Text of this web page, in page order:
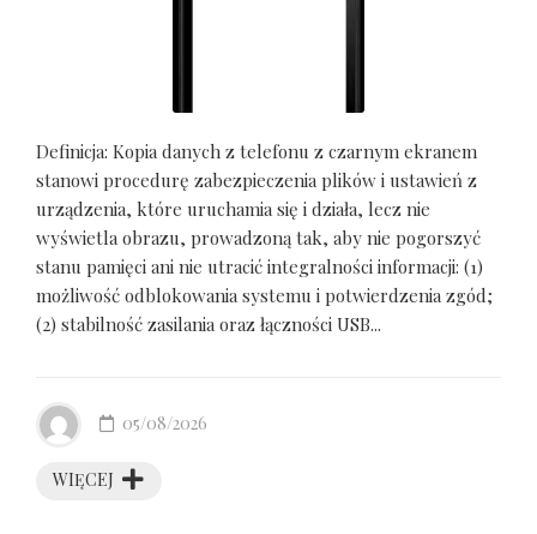
Definicja: Kopia danych z telefonu z czarnym ekranem
stanowi procedurę zabezpieczenia plików i ustawień z
urządzenia, które uruchamia się i działa, lecz nie
wyświetla obrazu, prowadzoną tak, aby nie pogorszyć
stanu pamięci ani nie utracić integralności informacji: (1)
możliwość odblokowania systemu i potwierdzenia zgód;
(2) stabilność zasilania oraz łączności USB...
WIĘCEJ
05/08/2026